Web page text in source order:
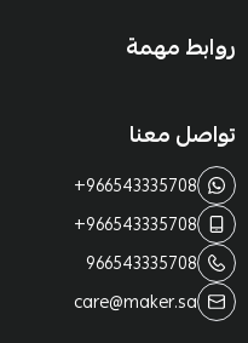
روابط مهمة
تواصل معنا
+966543335708
+966543335708
966543335708
care@maker.sa